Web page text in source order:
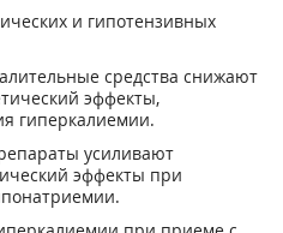
и гипотензивных
средства снижают
эффекты,
гиперкалиемии.
усиливают
эффекты при